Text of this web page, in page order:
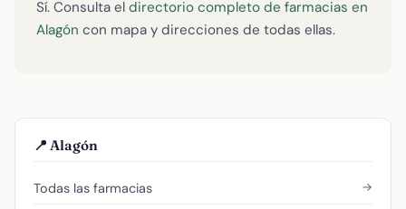
Sí. Consulta el directorio completo de farmacias en
Alagón con mapa y direcciones de todas ellas.
📍 Alagón
Todas las farmacias →